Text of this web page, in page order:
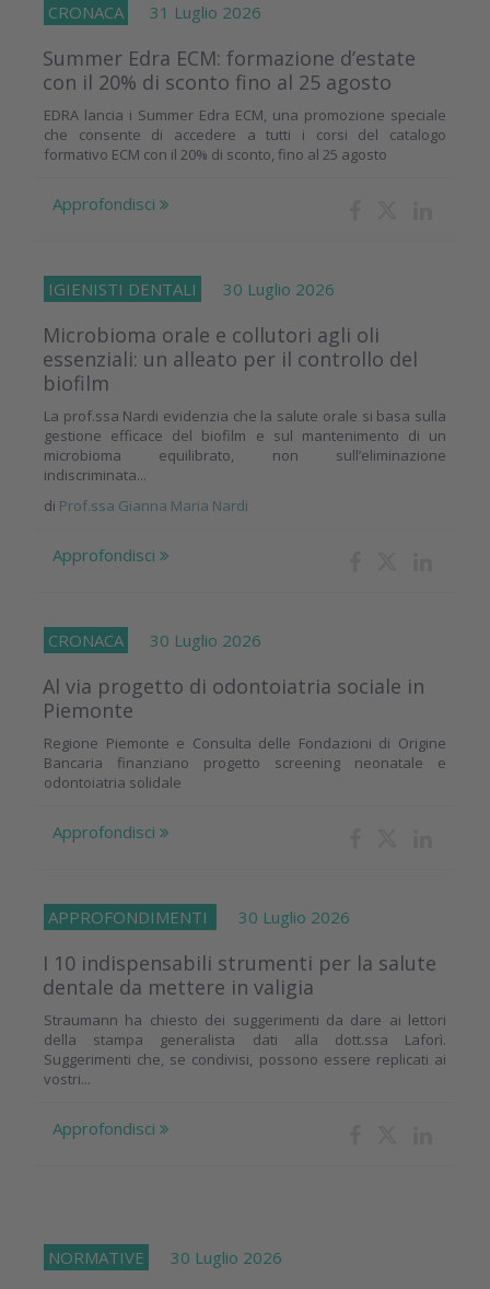
CRONACA 31 Luglio 2026
Summer Edra ECM: formazione d’estate
con il 20% di sconto fino al 25 agosto
EDRA lancia i Summer Edra ECM, una promozione speciale
che consente di accedere a tutti i corsi del catalogo
formativo ECM con il 20% di sconto, fino al 25 agosto
Approfondisci
IGIENISTI DENTALI 30 Luglio 2026
Microbioma orale e collutori agli oli
essenziali: un alleato per il controllo del
biofilm
La prof.ssa Nardi evidenzia che la salute orale si basa sulla
gestione efficace del biofilm e sul mantenimento di un
microbioma equilibrato, non sull’eliminazione
indiscriminata...
di Prof.ssa Gianna Maria Nardi
Approfondisci
CRONACA 30 Luglio 2026
Al via progetto di odontoiatria sociale in
Piemonte
Regione Piemonte e Consulta delle Fondazioni di Origine
Bancaria finanziano progetto screening neonatale e
odontoiatria solidale
Approfondisci
APPROFONDIMENTI 30 Luglio 2026
I 10 indispensabili strumenti per la salute
dentale da mettere in valigia
Straumann ha chiesto dei suggerimenti da dare ai lettori
della stampa generalista dati alla dott.ssa Laforì.
Suggerimenti che, se condivisi, possono essere replicati ai
vostri...
Approfondisci
NORMATIVE 30 Luglio 2026